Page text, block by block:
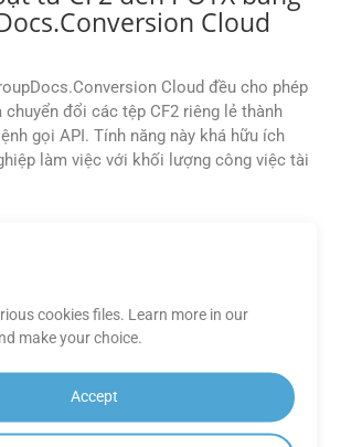
Cloud
Cloud đều cho phép
chuyển đổi các tệp CF2 riêng lẻ thành
gọi API. Tính năng này khá hữu ích
làm việc với khối lượng công việc tài
đổi nó thành POTX bằng
Cloud hỗ trợ tính năng xem
bố cục, kiểm tra định dạng và đưa ra
trước khi thực hiện chuyển đổi cuối
cookies files. Learn more in our
make your choice.
Accept